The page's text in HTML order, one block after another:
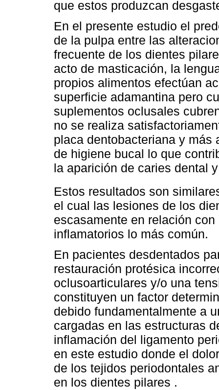
que estos produzcan
En el presente estudio el
de la pulpa entre las
frecuente de los dientes
acto de masticación, la
propios alimentos efectúan
superficie adamantina pero
suplementos oclusales
no se realiza
placa dentobacteriana y más
de higiene bucal lo que
la aparición de caries dental
Estos resultados son
el cual las lesiones de los
escasamente en relación
inflamatorios lo más común.
En pacientes desdentados
restauración protésica
oclusoarticulares y/o una
constituyen un factor
debido fundamentalmente a
cargadas en las estructuras
inflamación del ligamento
en este estudio donde el
de los tejidos periodontales
en los dientes pilares .